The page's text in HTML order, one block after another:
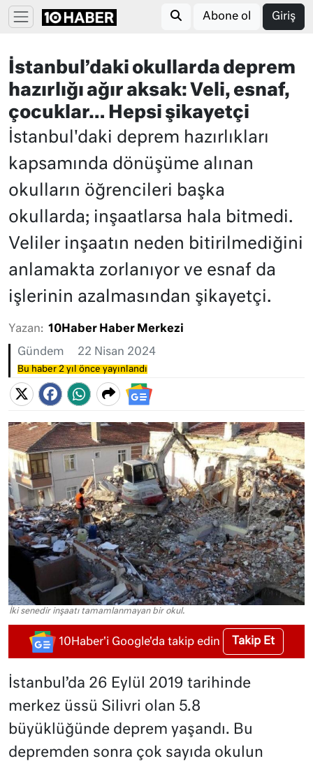
Abone ol Giriş
İstanbul’daki okullarda deprem
hazırlığı ağır aksak: Veli, esnaf,
çocuklar… Hepsi şikayetçi
İstanbul'daki deprem hazırlıkları
kapsamında dönüşüme alınan
okulların öğrencileri başka
okullarda; inşaatlarsa hala bitmedi.
Veliler inşaatın neden bitirilmediğini
anlamakta zorlanıyor ve esnaf da
işlerinin azalmasından şikayetçi.
Yazan: 10Haber Haber Merkezi
Gündem 22 Nisan 2024
Bu haber 2 yıl önce yayınlandı
İki senedir inşaatı tamamlanmayan bir okul.
10Haber'i Google'da takip edin Takip Et
İstanbul’da 26 Eylül 2019 tarihinde
merkez üssü Silivri olan 5.8
büyüklüğünde deprem yaşandı. Bu
depremden sonra çok sayıda okulun